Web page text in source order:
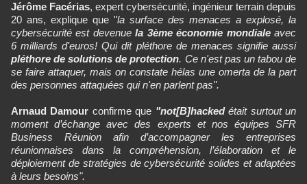
Jérôme Facérias, expert cybersécurité, ingénieur terrain depuis
20 ans, explique que "la surface des menaces a explosé, la
cybersécurité est devenuela 3ème économie mondialeavec
6 milliards d'euros! Qui dit pléthore de menaces signifie aussi
pléthore de solutions de protection. Ce n'est pas un tabou de
se faire attaquer, mais on constate hélas une omerta de la part
des personnes attaquées qui n'en parlent pas".
Arnaud Damour confirme que "not[B]hackedétait surtout un
moment d’échange avec des experts et nos équipes SFR
Business Réunion afin d’accompagner les entreprises
réunionnaises dans la compréhension, l’élaboration et le
déploiement de stratégies de cybersécurité solides et adaptées
à leurs besoins".